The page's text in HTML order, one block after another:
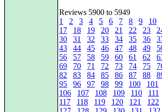
Reviews 5900 to 5949
1
2 3 4 5 6 7 8 9 10
17
18 19 20 21 22 23
30
31 32 33 34 35 36
43
44 45 46 47 48 49
56
57 58 59 60 61 62
69
70 71 72 73 74 75
82
83 84 85 86 87 88
95
96 97 98 99 100 101
106
107 108 109 110 111
117
118 119 120 121 122